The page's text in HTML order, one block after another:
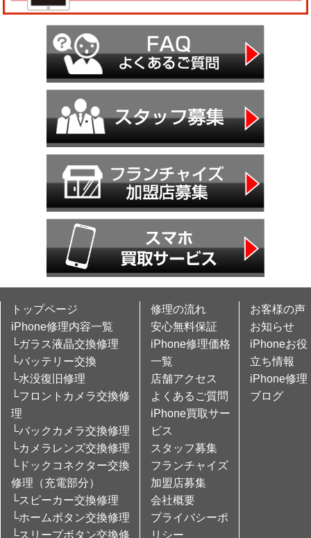
トップページ
iPhone修理内容一覧
└ガラス液晶交換修理
└バッテリー交換
└水没復旧修理
└フロントカメラ交換修
理
└バックカメラ交換修理
└カメラレンズ交換修理
└ドックコネクター交換
修理（充電部分）
└スピーカー交換修理
└ホームボタン交換修理
└スリープボタン交換修
修理の流れ
安心無料保証
iPhone修理価格
一覧
店舗アクセス
よくあるご質問
iPhone買取サー
ビス
スタッフ募集
フランチャイズ
加盟店募集
会社概要
プライバシーポ
リシー
お客様の声
お知らせ
iPhoneお役
立ち情報
iPhone修理
ブログ